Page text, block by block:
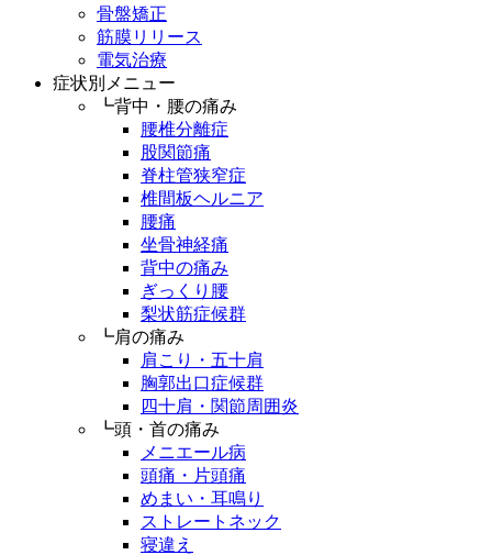
骨盤矯正
筋膜リリース
電気治療
症状別メニュー
┗背中・腰の痛み
腰椎分離症
股関節痛
脊柱管狭窄症
椎間板ヘルニア
腰痛
坐骨神経痛
背中の痛み
ぎっくり腰
梨状筋症候群
┗肩の痛み
肩こり・五十肩
胸郭出口症候群
四十肩・関節周囲炎
┗頭・首の痛み
メニエール病
頭痛・片頭痛
めまい・耳鳴り
ストレートネック
寝違え